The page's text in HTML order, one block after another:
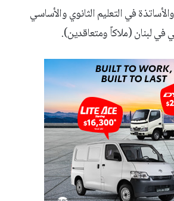
في التعليم الثانوي والأساسي
في لبنان (ملاكاً ومتعاقدين).